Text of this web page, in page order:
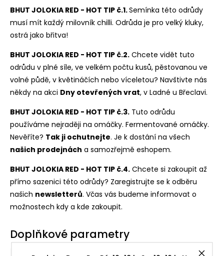
BHUT JOLOKIA RED - HOT TIP č.1.Semínka této odrůdy
musí mít každý milovník chilli. Odrůda je pro velký kluky,
ostrá jako břitva!
BHUT JOLOKIA RED - HOT TIP č.2. Chcete vidět tuto
odrůdu v plné síle, ve velkém počtu kusů, pěstovanou ve
volné půdě, v květináčích nebo víceletou? Navštivte nás
někdy na akci Dny otevřených vrat, v Ladné u Břeclavi.
BHUT JOLOKIA RED - HOT TIP č.3. Tuto odrůdu
používáme nejraději na omáčky. Fermentované omáčky.
Nevěříte? Tak ji ochutnejte. Je k dostání na všech
našich prodejnách a samozřejmě eshopem.
BHUT JOLOKIA RED - HOT TIP č.4. Chcete si zakoupit až
přímo sazenici této odrůdy? Zaregistrujte se k odběru
našich newsletterů. Včas vás budeme informovat o
možnostech kdy a kde zakoupit.
Doplňkové parametry